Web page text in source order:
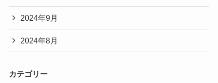
2024年9月
2024年8月
カテゴリー